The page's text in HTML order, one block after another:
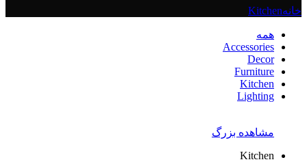
خانهKitchen
همه
Accessories
Decor
Furniture
Kitchen
Lighting
مشاهده بزرگ
Kitchen